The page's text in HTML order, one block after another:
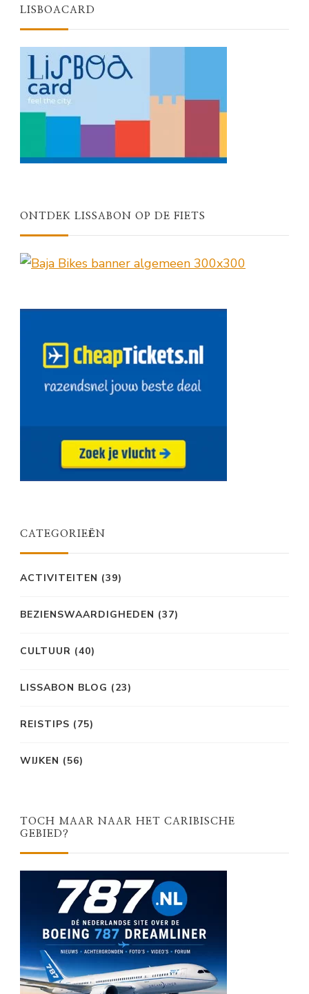
LISBOACARD
ONTDEK LISSABON OP DE FIETS
CATEGORIEËN
ACTIVITEITEN (39)
BEZIENSWAARDIGHEDEN (37)
CULTUUR (40)
LISSABON BLOG (23)
REISTIPS (75)
WIJKEN (56)
TOCH MAAR NAAR HET CARIBISCHE
GEBIED?